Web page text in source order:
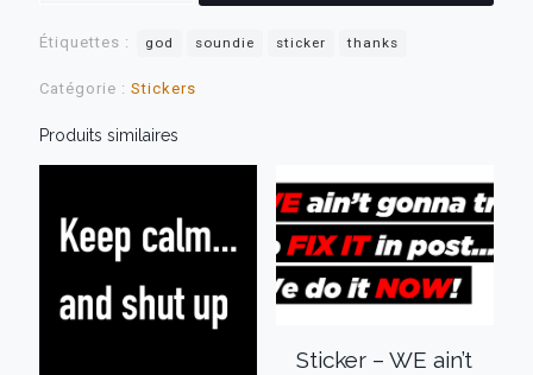
My
goes
Étiquettes : god soundie sticker thanks
Catégorie : Stickers
Produits similaires
Sticker – WE ain’t